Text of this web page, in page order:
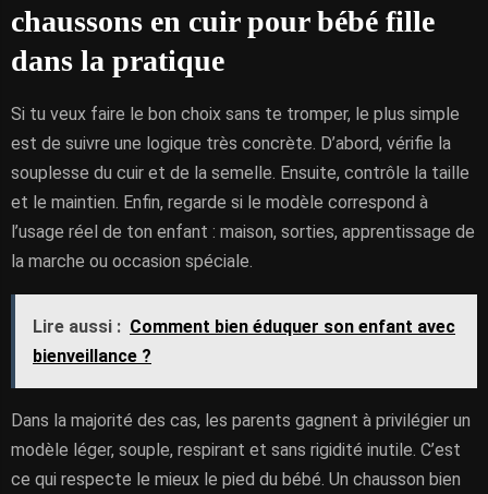
chaussons en cuir pour bébé fille
dans la pratique
Si tu veux faire le bon choix sans te tromper, le plus simple
est de suivre une logique très concrète. D’abord, vérifie la
souplesse du cuir et de la semelle. Ensuite, contrôle la taille
et le maintien. Enfin, regarde si le modèle correspond à
l’usage réel de ton enfant : maison, sorties, apprentissage de
la marche ou occasion spéciale.
Lire aussi : Comment bien éduquer son enfant avec
bienveillance ?
Dans la majorité des cas, les parents gagnent à privilégier un
modèle léger, souple, respirant et sans rigidité inutile. C’est
ce qui respecte le mieux le pied du bébé. Un chausson bien